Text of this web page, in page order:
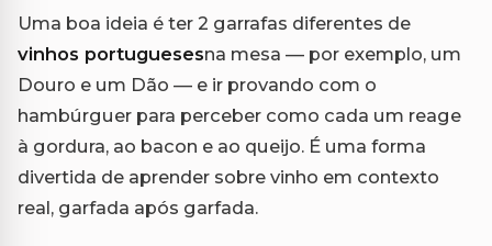
Uma boa ideia é ter 2 garrafas diferentes de
vinhos portuguesesna mesa — por exemplo, um
Douro e um Dão — e ir provando com o
hambúrguer para perceber como cada um reage
à gordura, ao bacon e ao queijo. É uma forma
divertida de aprender sobre vinho em contexto
real, garfada após garfada.